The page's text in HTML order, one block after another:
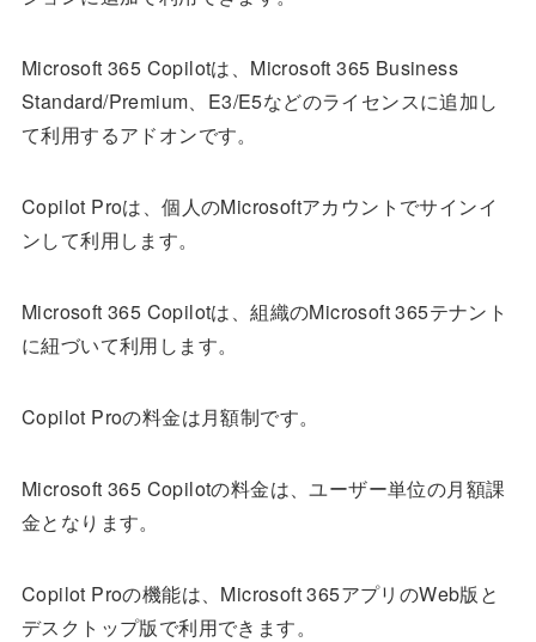
Microsoft 365 Copilotは、Microsoft 365 Business
Standard/Premium、E3/E5などのライセンスに追加し
て利用するアドオンです。
Copilot Proは、個人のMicrosoftアカウントでサインイ
ンして利用します。
Microsoft 365 Copilotは、組織のMicrosoft 365テナント
に紐づいて利用します。
Copilot Proの料金は月額制です。
Microsoft 365 Copilotの料金は、ユーザー単位の月額課
金となります。
Copilot Proの機能は、Microsoft 365アプリのWeb版と
デスクトップ版で利用できます。